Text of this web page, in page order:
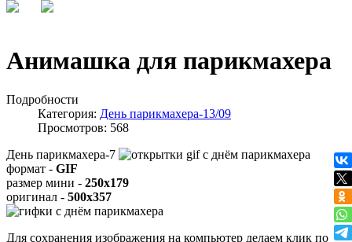
Анимашка для парикмахера
Подробности
Категория: День парикмахера-13/09
Просмотров: 568
День парикмахера-7
формат - GIF
размер мини - 250x179
оригинал - 500x357
Для сохранения изображения на компьютер делаем клик по